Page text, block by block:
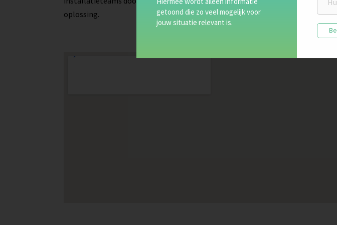
oplossing.
getoond die zo veel mogelijk voor
jouw situatie relevant is.